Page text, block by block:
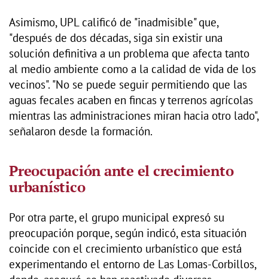
Asimismo, UPL calificó de "inadmisible" que,
"después de dos décadas, siga sin existir una
solución definitiva a un problema que afecta tanto
al medio ambiente como a la calidad de vida de los
vecinos". "No se puede seguir permitiendo que las
aguas fecales acaben en fincas y terrenos agrícolas
mientras las administraciones miran hacia otro lado",
señalaron desde la formación.
Preocupación ante el crecimiento
urbanístico
Por otra parte, el grupo municipal expresó su
preocupación porque, según indicó, esta situación
coincide con el crecimiento urbanístico que está
experimentando el entorno de Las Lomas-Corbillos,